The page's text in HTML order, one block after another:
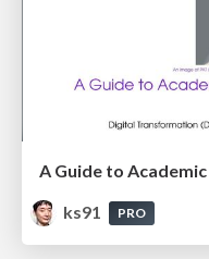
ks91
PRO